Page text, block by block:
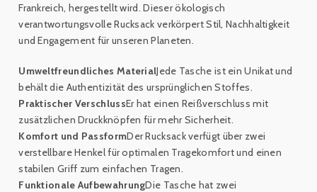
Frankreich, hergestellt wird. Dieser ökologisch
verantwortungsvolle Rucksack verkörpert Stil, Nachhaltigkeit
und Engagement für unseren Planeten.
Umweltfreundliches MaterialJede Tasche ist ein Unikat und
behält die Authentizität des ursprünglichen Stoffes.
Praktischer VerschlussEr hat einen Reißverschluss mit
zusätzlichen Druckknöpfen für mehr Sicherheit.
Komfort und PassformDer Rucksack verfügt über zwei
verstellbare Henkel für optimalen Tragekomfort und einen
stabilen Griff zum einfachen Tragen.
Funktionale AufbewahrungDie Tasche hat zwei